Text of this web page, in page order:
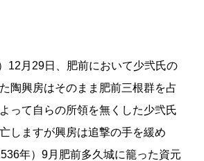
12月29日、肥前において少弐氏の
陶興房はそのまま肥前三根群を占
って自らの所領を無くした少弐氏
しますが興房は追撃の手を緩め
年）9月肥前多久城に籠った資元